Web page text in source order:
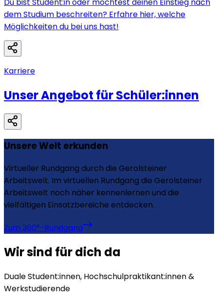
dem Studium beschreiten? Erfahre hier, welche
Möglichkeiten du bei uns hast!
Karriere
Unser Angebot für Schüler:innen
Unsere Welt erkunden
Virtueller Rundgang durch die Gerolsteiner
Arbeitswelt. Im virtuellen Rundgang die Gerolsteiner
Arbeitswelt noch näher kennenlernen und die
vielfältigen Einsatzbereiche entdecken.
Zum 360°-Rundgang
Wir sind für dich da
Duale Student:innen, Hochschulpraktikant:innen &
Werkstudierende